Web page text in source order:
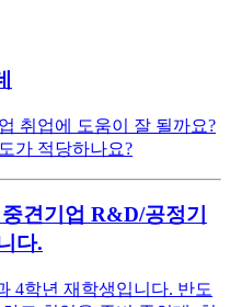
취업에 도움이 잘 될까요?
가 적당하나요?
견기업 R&D/공정기
다.
4학년 재학생입니다. 반도